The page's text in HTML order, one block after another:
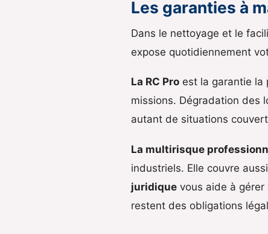
Les garanties à
Dans le nettoyage et le
expose quotidiennement
La RC Pro est la garantie la
missions. Dégradation des
autant de situations
La multirisque
industriels. Elle couvre
juridique vous aide à
restent des obligations